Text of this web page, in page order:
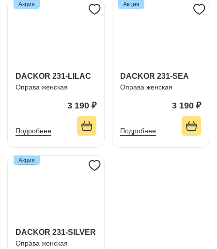
DACKOR 231-LILAC
Оправа женская
3 190 ₽
Подробнее
Акция
DACKOR 231-SEA
Оправа женская
3 190 ₽
Подробнее
Акция
DACKOR 231-SILVER
Оправа женская
Акция